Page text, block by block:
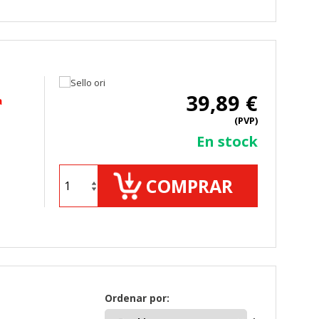
39,89 €
(PVP)
En stock
COMPRAR
Ordenar por:
cookies no almacenan ninguna
nuestro sitio y mejorarlo. Nos
Toda la información que recogen